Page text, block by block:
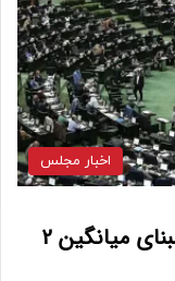
اخبار مجلس
برقراری مستمری بازنشستگان بر مبنای میانگین 2